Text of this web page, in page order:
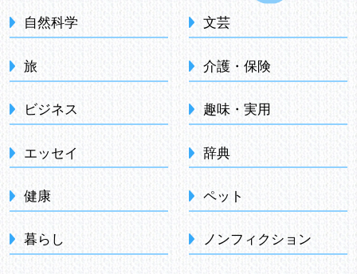
自然科学
旅
ビジネス
エッセイ
健康
暮らし
文芸
介護・保険
趣味・実用
辞典
ペット
ノンフィクション